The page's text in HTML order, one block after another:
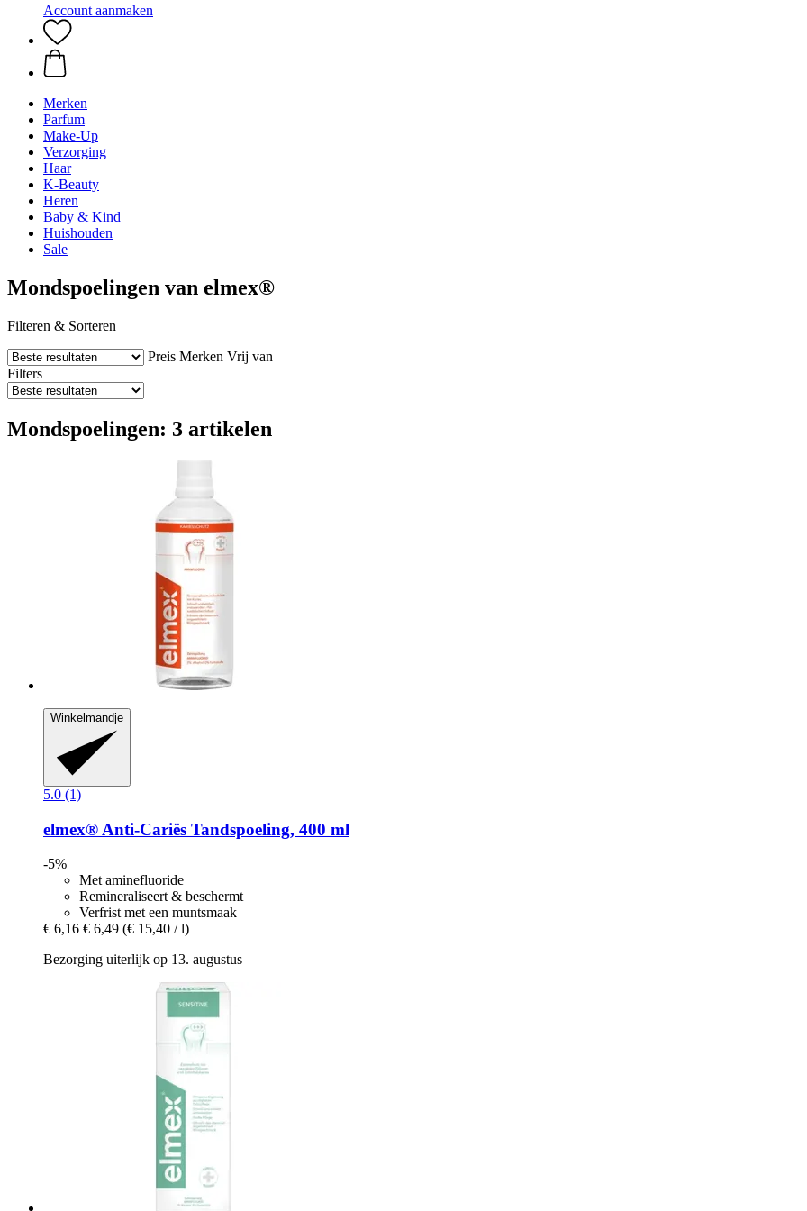
Account aanmaken
Merken
Parfum
Make-Up
Verzorging
Haar
K-Beauty
Heren
Baby & Kind
Huishouden
Sale
Mondspoelingen van elmex®
Filteren & Sorteren
Preis Merken Vrij van
Filters
Mondspoelingen: 3 artikelen
Winkelmandje
5.0 (1)
elmex® Anti-​Cariës Tandspoeling, 400 ml
-5%
Met aminefluoride
Remineraliseert & beschermt
Verfrist met een muntsmaak
€ 6,16 € 6,49 (€ 15,40 / l)
Bezorging uiterlijk op 13. augustus